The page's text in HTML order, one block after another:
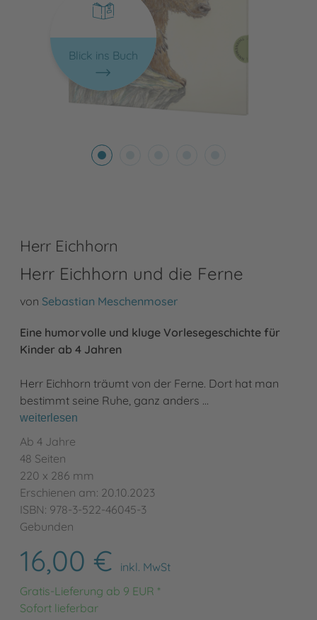
Blick ins Buch
Herr Eichhorn
Herr Eichhorn und die Ferne
von Sebastian Meschenmoser
Eine humorvolle und kluge Vorlesegeschichte für
Kinder ab 4 Jahren
Herr Eichhorn träumt von der Ferne. Dort hat man
bestimmt seine Ruhe, ganz anders …
weiterlesen
Ab 4 Jahre
48 Seiten
220 x 286 mm
Erschienen am: 20.10.2023
ISBN: 978-3-522-46045-3
Gebunden
16,00 €
inkl. MwSt
Gratis-Lieferung ab 9 EUR *
Sofort lieferbar